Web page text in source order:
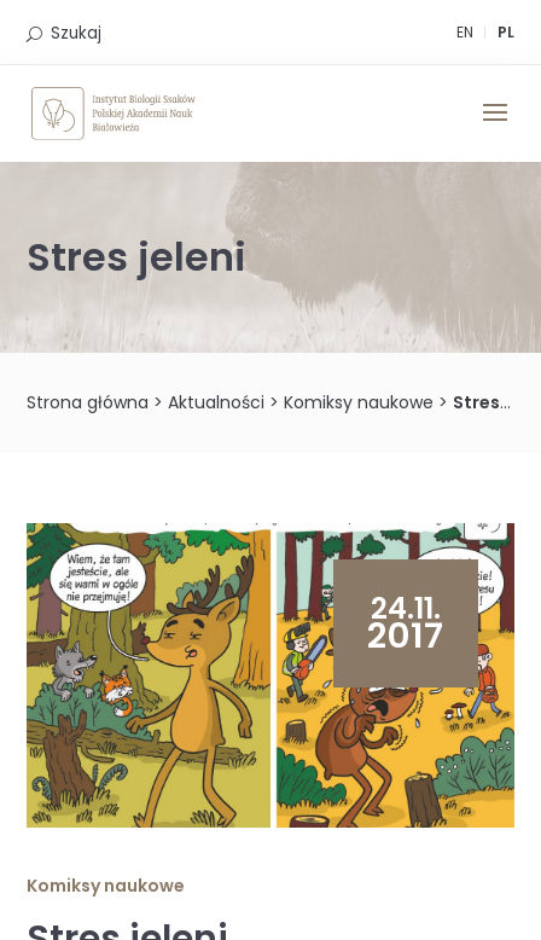
EN PL
Szukaj
Stres jeleni
Strona główna >Aktualności >Komiksy naukowe > Stres jeleni
24.11.
2017
Komiksy naukowe